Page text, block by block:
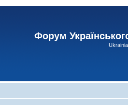
Форум